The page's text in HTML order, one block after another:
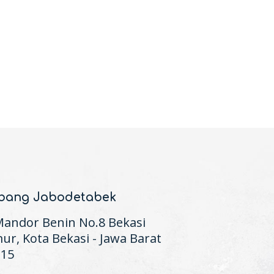
Jabodetabek
Benin No.8 Bekasi
Kota Bekasi - Jawa Barat